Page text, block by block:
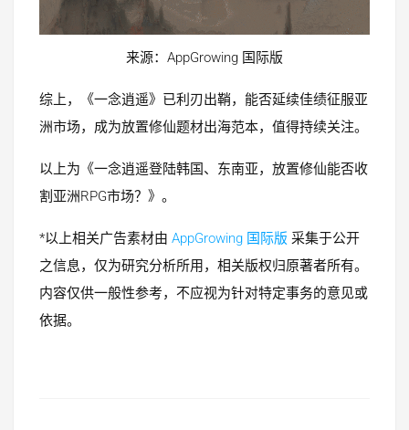
来源：AppGrowing 国际版
综上，《一念逍遥》已利刃出鞘，能否延续佳绩征服亚
洲市场，成为放置修仙题材出海范本，值得持续关注。
以上为《一念逍遥登陆韩国、东南亚，放置修仙能否收
割亚洲RPG市场？》。
*以上相关广告素材由 AppGrowing 国际版 采集于公开
之信息，仅为研究分析所用，相关版权归原著者所有。
内容仅供一般性参考，不应视为针对特定事务的意见或
依据。